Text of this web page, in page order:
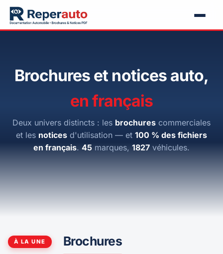
Brochures et notices auto,
en français
Deux univers distincts : les brochures commerciales
et les notices d'utilisation — et 100 % des fichiers
en français. 45 marques, 1827 véhicules.
À LA UNE Brochures